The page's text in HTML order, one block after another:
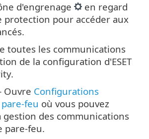
d'engrenage
en regard
protection pour accéder aux
toutes les communications
de la configuration d'ESET
Ouvre Configurations
feu où vous pouvez
des communications
pare-feu.